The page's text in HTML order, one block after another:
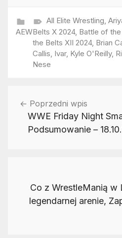
AEW
All Elite Wrestling
Belts X 2024, Battle of
the Belts XII 2024, Brian
Callis Ivar, Kyle O'Reilly,
Nese
wpisu
Poprzedni wpis
WWE Friday Night
Podsumowanie –
Co z WrestleManią w
legendarnej arenie,